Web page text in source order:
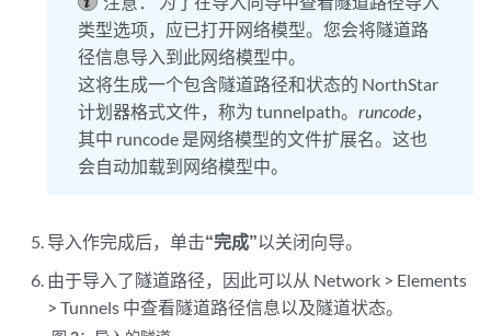
类型选项，应已打开网络模型。您会将隧道路
径信息导入到此网络模型中。
这将生成一个包含隧道路径和状态的 NorthStar
计划器格式文件，称为 tunnelpath。runcode，
其中 runcode 是网络模型的文件扩展名。这也
会自动加载到网络模型中。
导入作完成后，单击“完成”以关闭向导。
由于导入了隧道路径，因此可以从 Network > Elements
> Tunnels 中查看隧道路径信息以及隧道状态。